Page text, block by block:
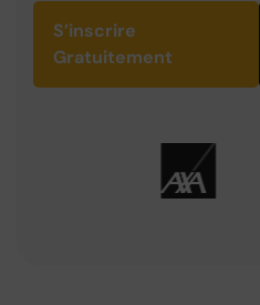
S’inscrire
Gratuitement